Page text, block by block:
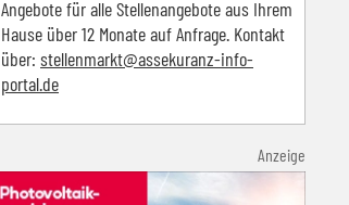
Angebote für alle Stellenangebote aus Ihrem
Hause über 12 Monate auf Anfrage. Kontakt
über: stellenmarkt@assekuranz-info-
portal.de
Anzeige